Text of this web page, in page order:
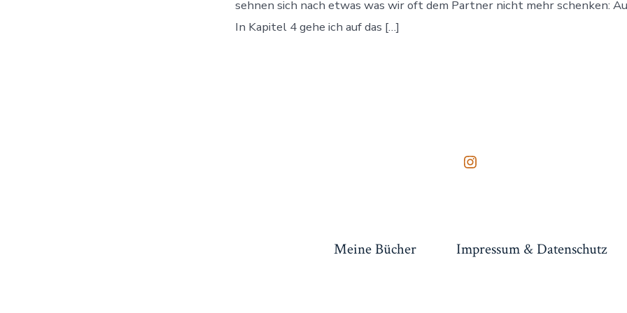
werden
sehnen sich nach etwas was wir oft dem Partner nicht mehr schenken:
In Kapitel 4 gehe ich auf das […]
Instagram
öffnen
Meine Bücher Impressum & Datenschutz